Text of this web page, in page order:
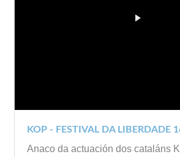
KOP - FESTIVAL DA LIBERDADE
Anaco da actuación dos cataláns